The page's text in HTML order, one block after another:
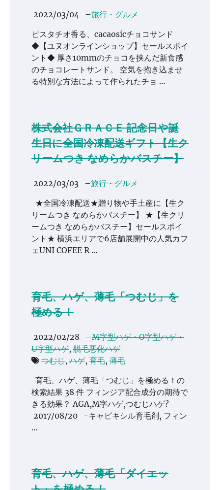
2022/03/04 –旅行・グルメ
ピスタチオ香る、cacaosicチョコサンド
◆【ユヌオンラインショップ】セールスポイ
ント◆ 厚さ10mmのチョコを挟んだ新食感
のチョコレートサンド。 空気を抱き込ませ
る特別な方法によって作られたチョ …
株式会社ＧＲＡＣＥ 記念日や誕
生日に全国冷凍配送ギフト【生ク
リームつき なめらかバスチー】
2022/03/03 –旅行・グルメ
★全国冷凍配送★贈り物や手土産に【生ク
リームつき なめらかバスチー】 ★【生クリ
ームつき なめらかバスチー】セールスポイ
ント★ 横浜エリアで6店舗展開中の人気カフ
ェUNI COFEE R …
育毛、ハゲ、薄毛「つむじ」を
極める！
2022/02/28 –M字型ハゲ・O字型ハゲ・
U字型ハゲ, 脱毛悪化ハゲ
つむじ, ハゲ, 育毛, 薄毛
育毛、ハゲ、薄毛「つむじ」を極める！の
検索結果 38 件 フィンジア配合成分の期待で
きる効果？ AGA,M字ハゲ,つむじハゲ?
2017/08/20 -キャピキシル育毛剤, フィン
…
育毛、ハゲ、薄毛「ダイエッ